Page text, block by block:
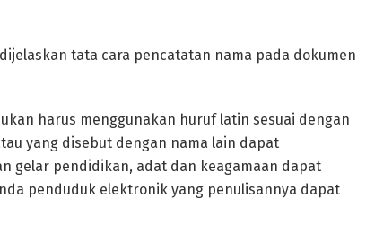
tata cara pencatatan nama pada dokumen
harus menggunakan huruf latin sesuai dengan
yang disebut dengan nama lain dapat
gelar pendidikan, adat dan keagamaan dapat
penduduk elektronik yang penulisannya dapat